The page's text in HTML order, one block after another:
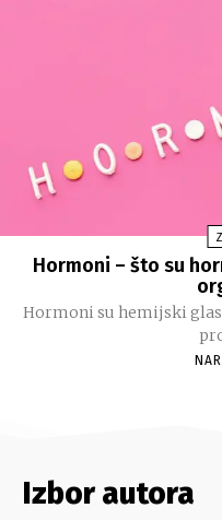
Hormoni – što su
Hormoni su hemijski
Izbor autora